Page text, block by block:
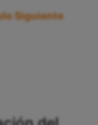
Siguiente